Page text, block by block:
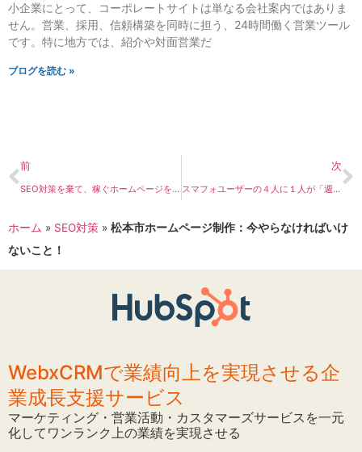
小企業にとって、コーポレートサイトは単なる会社案内ではありま
せん。営業、採用、信頼構築を同時に担う、24時間働く営業ツール
です。特に地方では、紹介や対面営業だ
ブログを読む »
前
SEO対策を棄て、稼ぐホームページを作るには？
次
スマフォユーザーの４人に１人が「週１日以上」ネットショップ利用
ホーム » SEO対策 » 松本市ホームページ制作：今やらなければいけ
ないこと！
WebxCRMで業績向上を実現させる企
業成長支援サービス
マーケティング・営業活動・カスタマーズサービスを一元
化してワンランク上の業績を実現させる